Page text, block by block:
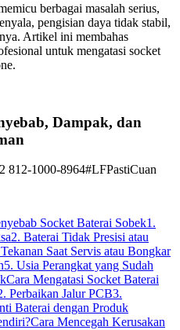
berbagai masalah serius,
pengisian daya tidak stabil,
Artikel ini membahas
untuk mengatasi socket
Dampak, dan
812-1000-8964#LFPastiCuan
Socket Baterai Sobek1.
2. Baterai Tidak Presisi atau
Saat Servis atau Bongkar
5. Usia Perangkat yang Sudah
Cara Mengatasi Socket Baterai
Perbaikan Jalur PCB3.
Baterai dengan Produk
Cara Mencegah Kerusakan